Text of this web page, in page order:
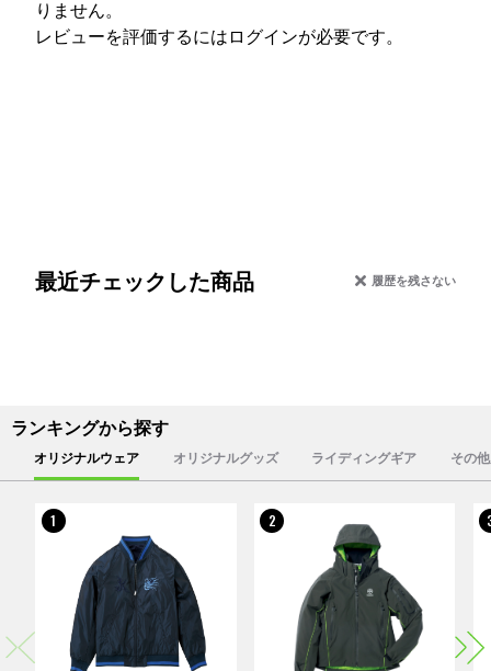
りません。
レビューを評価するには ログインが必要です。
最近チェックした商品 履歴を残さない
ランキングから探す
オリジナルウェア オリジナルグッズ ライディングギア その
1 2